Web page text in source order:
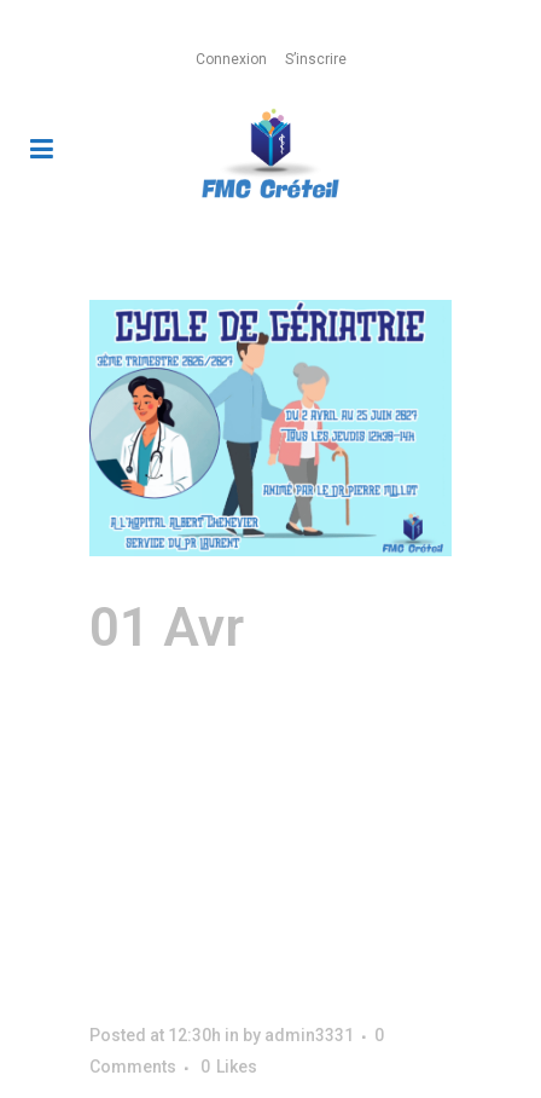
Connexion S’inscrire
01 Avr
Posted at 12:30h in by admin3331
0
Comments
0 Likes